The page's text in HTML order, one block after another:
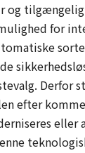
og
for
Derfor
efter
eller